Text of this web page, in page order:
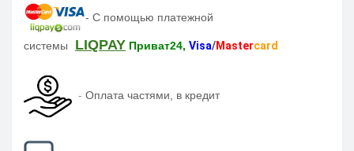
- С помощью платежной
системы LIQPAY Приват24, Visa/Mastercard
- Оплата частями, в кредит